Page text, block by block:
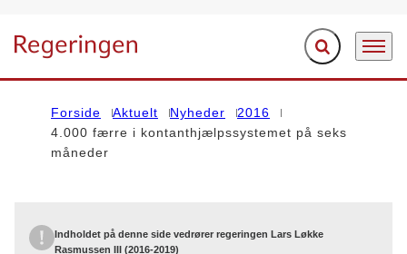
Gå til forsiden Fold søgefelt ud
Menu
Forside Aktuelt Nyheder
2016
4.000 færre i kontanthjælpssystemet på seks
måneder
Indholdet på denne side vedrører regeringen Lars Løkke
Rasmussen III (2016-2019)